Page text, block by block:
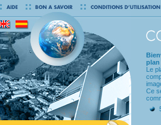
plan
Le
Ce